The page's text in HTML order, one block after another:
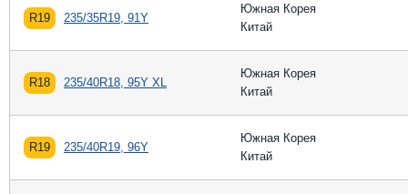
R19 235/35R19, 91Y
Южная Корея
Китай
R18 235/40R18, 95Y XL
Южная Корея
Китай
R19 235/40R19, 96Y
Южная Корея
Китай